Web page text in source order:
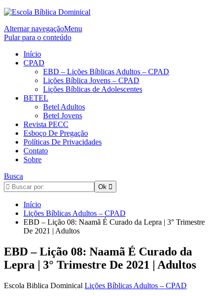
Alternar navegaçãoMenu
Pular para o conteúdo
Início
CPAD
EBD – Lições Bíblicas Adultos – CPAD
Lições Bíblica Jovens – CPAD
Lições Bíblicas de Adolescentes
BETEL
Betel Adultos
Betel Jovens
Revista PECC
Esboço De Pregação
Políticas De Privacidades
Contato
Sobre
Busca
Início
Lições Bíblicas Adultos – CPAD
EBD – Lição 08: Naamã É Curado da Lepra | 3° Trimestre
De 2021 | Adultos
EBD – Lição 08: Naamã É Curado da
Lepra | 3° Trimestre De 2021 | Adultos
Escola Biblica Dominical Lições Bíblicas Adultos – CPAD